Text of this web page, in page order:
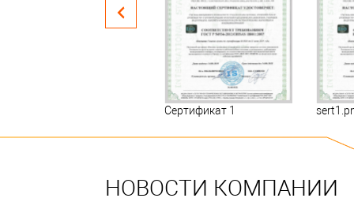
Сертификат 1
НОВОСТИ КОМПАНИИ